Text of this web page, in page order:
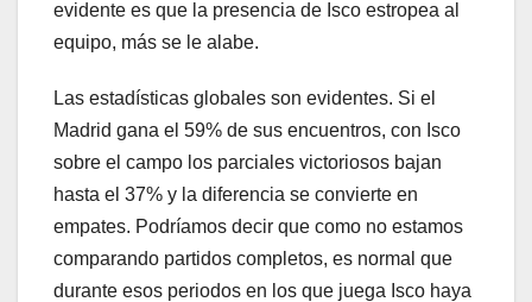
evidente es que la presencia de Isco estropea al
equipo, más se le alabe.
Las estadísticas globales son evidentes. Si el
Madrid gana el 59% de sus encuentros, con Isco
sobre el campo los parciales victoriosos bajan
hasta el 37% y la diferencia se convierte en
empates. Podríamos decir que como no estamos
comparando partidos completos, es normal que
durante esos periodos en los que juega Isco haya